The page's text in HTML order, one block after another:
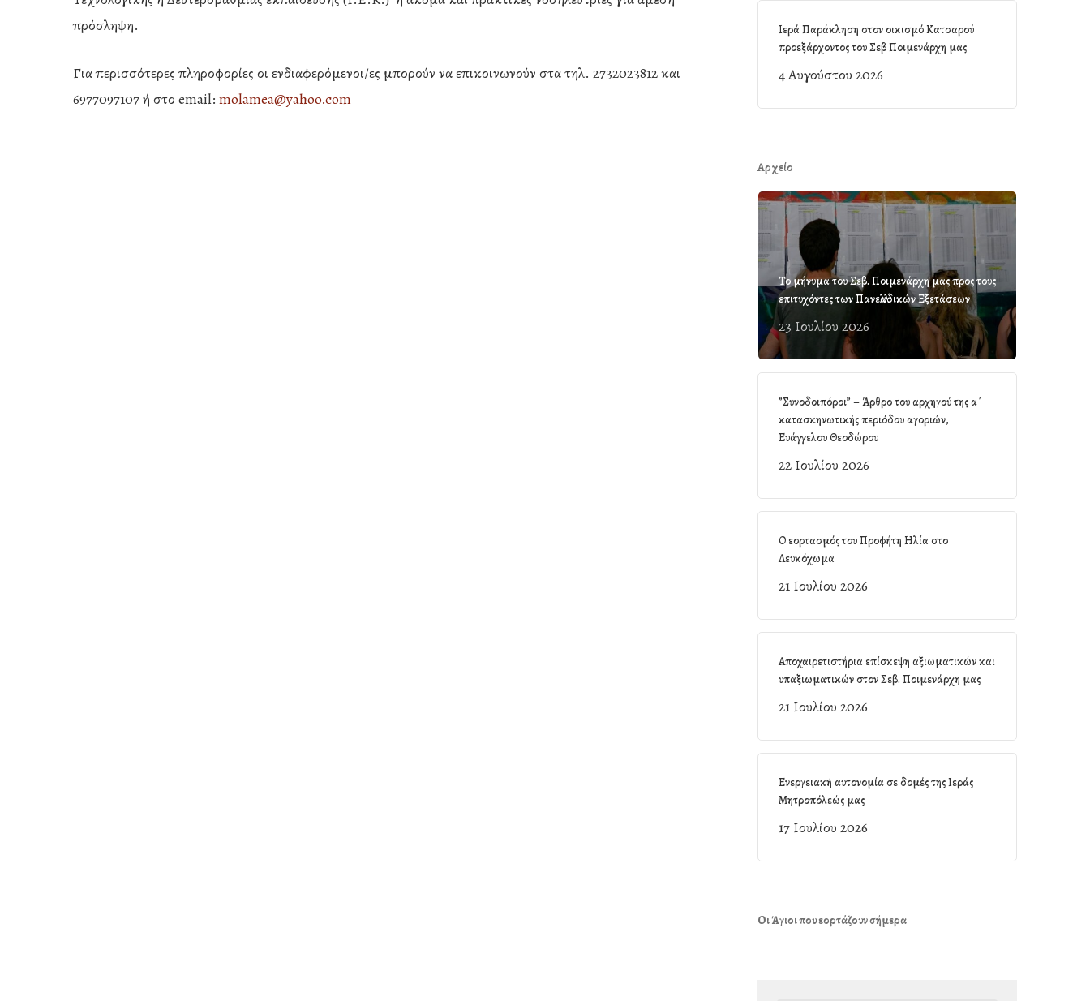
πρόσληψη.
Για περισσότερες πληροφορίες οι ενδιαφερόμενοι/ες μπορούν να επικοινωνούν στα τηλ. 2732023812 και
6977097107 ή στο email: molamea@yahoo.com
Ιερά Παράκληση στον οικισμό Κατσαρού
προεξάρχοντος του Σεβ Ποιμενάρχη μας
4 Αυγούστου 2026
Αρχείο
Το μήνυμα του Σεβ. Ποιμενάρχη μας προς τους
επιτυχόντες των Πανελλαδικών Εξετάσεων
23 Ιουλίου 2026
”Συνοδοιπόροι” – Άρθρο του αρχηγού της α΄
κατασκηνωτικής περιόδου αγοριών,
Ευάγγελου Θεοδώρου
22 Ιουλίου 2026
Ο εορτασμός του Προφήτη Ηλία στο
Λευκόχωμα
21 Ιουλίου 2026
Αποχαιρετιστήρια επίσκεψη αξιωματικών και
υπαξιωματικών στον Σεβ. Ποιμενάρχη μας
21 Ιουλίου 2026
Ενεργειακή αυτονομία σε δομές της Ιεράς
Μητροπόλεώς μας
17 Ιουλίου 2026
Οι Άγιοι που εορτάζουν σήμερα